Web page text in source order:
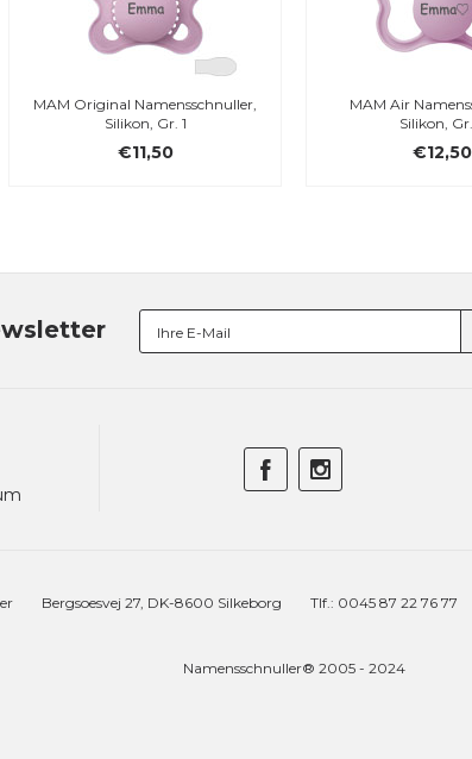
MAM Air Namensschnuller,
Bergsoesvej 27, DK-8600 Silkeborg Tlf.: 0045 87 22 76 77
Namensschnuller® 2005 - 2024